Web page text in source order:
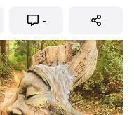
-